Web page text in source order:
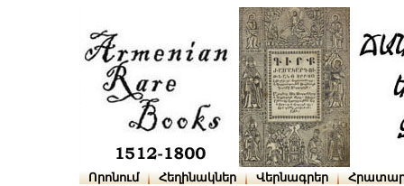
Որոնում Հեղինակներ Վերնագրեր